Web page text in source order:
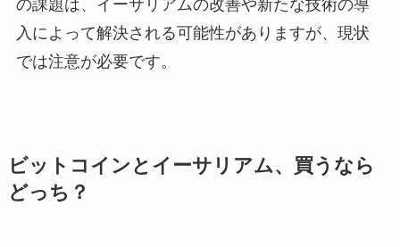
の課題は、イーサリアムの改善や新たな技術の導
入によって解決される可能性がありますが、現状
では注意が必要です。
ビットコインとイーサリアム、買うなら
どっち？